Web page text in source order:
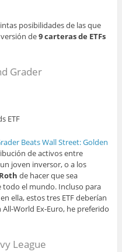
posibilidades de las que
de9 carteras de ETFs
Grader
ETF
Beats Wall Street: Golden
de activos entre
joven inversor, o a los
Roth de hacer que sea
todo el mundo. Incluso para
ella, estos tres ETF deberían
World Ex-Euro, he preferido
League